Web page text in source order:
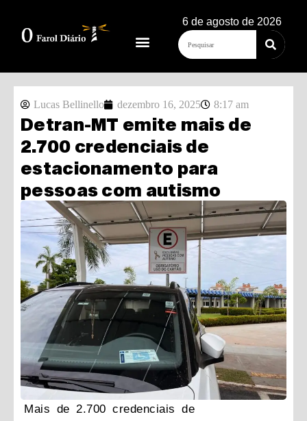
6 de agosto de 2026
Lucas Bellinello dezembro 16, 2025 8:17 am
Detran-MT emite mais de
2.700 credenciais de
estacionamento para
pessoas com autismo
Mais de 2.700 credenciais de